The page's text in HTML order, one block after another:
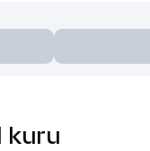
kuru